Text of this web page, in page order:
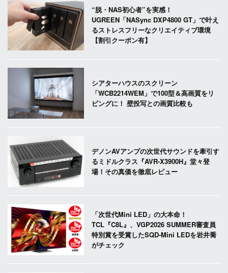
“脱・NAS初心者”を実感！
UGREEN「NASync DXP4800 GT」で叶え
るストレスフリーなクリエイティブ環境
【割引クーポン有】
シアターハウスのスクリーン
「WCB2214WEM」で100型＆高画質をリ
ビングに！ 壁投写との画質比較も
デノンAVアンプの次世代サウンドを牽引す
るミドルクラス『AVR-X3900H』堂々登
場！その真価を徹底レビュー
「次世代Mini LED」の大本命！
TCL『C8L』、VGP2026 SUMMER審査員
特別賞を受賞したSQD-Mini LEDを岩井喬
がチェック